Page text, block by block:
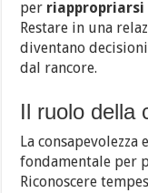
per riappropriarsi
Restare in una
diventano
dal rancore.
Il ruolo della
La
fondamentale per
Riconoscere